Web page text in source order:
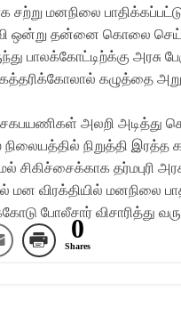
சற்று மனநிலை
ஒன்று தன்னை கொலை செய்ய
பாலக்கோட்டிற்க்கு
கழுத்தை
அலறி அடித்து
நிறுத்தி
சிகிச்சைக்காக தர்மபுரி
விரக்தியில் மனநிலை
போலீசார் விசாரித்து
0
Shares